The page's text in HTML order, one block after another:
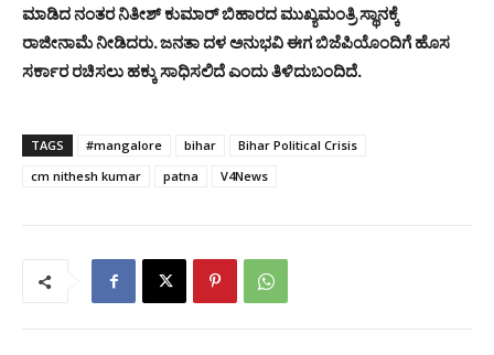
ಮಾಡಿದ ನಂತರ ನಿತೀಶ್ ಕುಮಾರ್ ಬಿಹಾರದ ಮುಖ್ಯಮಂತ್ರಿ ಸ್ಥಾನಕ್ಕೆ
ರಾಜೀನಾಮೆ ನೀಡಿದರು. ಜನತಾ ದಳ ಅನುಭವಿ ಈಗ ಬಿಜೆಪಿಯೊಂದಿಗೆ ಹೊಸ
ಸರ್ಕಾರ ರಚಿಸಲು ಹಕ್ಕು ಸಾಧಿಸಲಿದೆ ಎಂದು ತಿಳಿದುಬಂದಿದೆ.
TAGS #mangalore bihar
Bihar Political Crisis
cm nithesh kumar
patna V4News